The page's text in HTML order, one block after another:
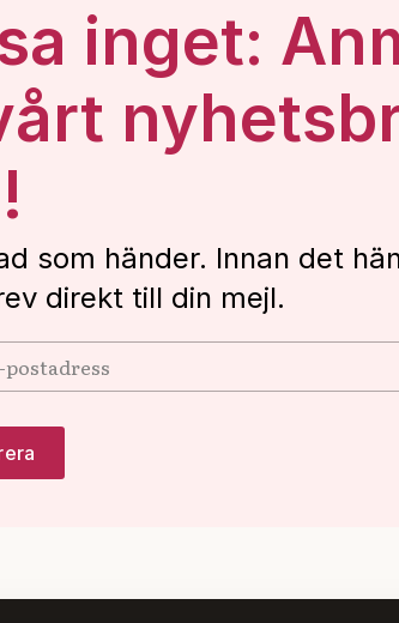
inget:
som händer. Innan det
direkt till din mejl.